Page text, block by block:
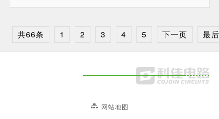
共66条 1 2 3 4 5 下一页 最
网站地图